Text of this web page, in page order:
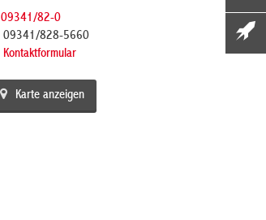
09341/82-0
09341/828-5660
Kontaktformular
Karte anzeigen